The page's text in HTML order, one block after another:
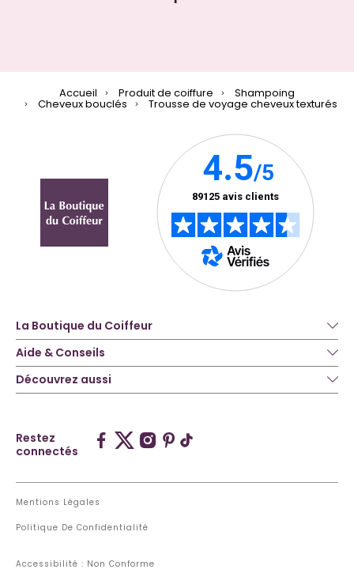
Accueil Produit de coiffure Shampoing
Cheveux bouclés Trousse de voyage cheveux texturés
La Boutique du Coiffeur
Aide & Conseils
Découvrez aussi
Restez
connectés
Mentions Légales
Politique De Confidentialité
Accessibilité : Non Conforme